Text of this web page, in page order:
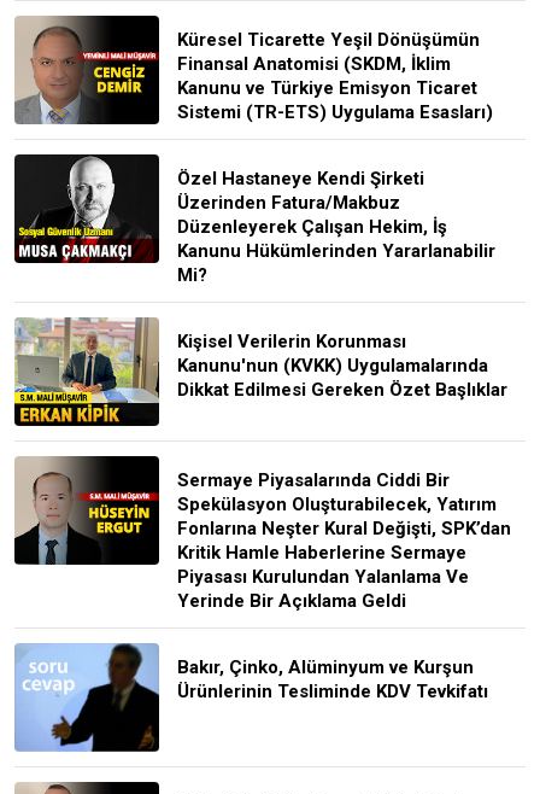
Küresel Ticarette Yeşil Dönüşümün
Finansal Anatomisi (SKDM, İklim
Kanunu ve Türkiye Emisyon Ticaret
Sistemi (TR-ETS) Uygulama Esasları)
Özel Hastaneye Kendi Şirketi
Üzerinden Fatura/Makbuz
Düzenleyerek Çalışan Hekim, İş
Kanunu Hükümlerinden Yararlanabilir
Mi?
Kişisel Verilerin Korunması
Kanunu'nun (KVKK) Uygulamalarında
Dikkat Edilmesi Gereken Özet Başlıklar
Sermaye Piyasalarında Ciddi Bir
Spekülasyon Oluşturabilecek, Yatırım
Fonlarına Neşter Kural Değişti, SPK’dan
Kritik Hamle Haberlerine Sermaye
Piyasası Kurulundan Yalanlama Ve
Yerinde Bir Açıklama Geldi
Bakır, Çinko, Alüminyum ve Kurşun
Ürünlerinin Tesliminde KDV Tevkifatı